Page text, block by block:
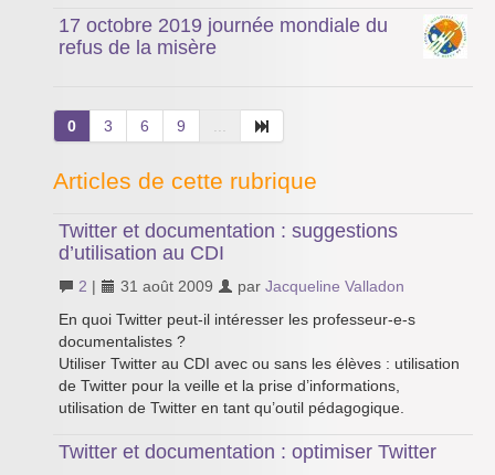
17 octobre 2019 journée mondiale du
refus de la misère
0 3 6 9
Articles de cette rubrique
Twitter et documentation : suggestions
d’utilisation au CDI
2 | 31 août 2009 par Jacqueline Valladon
En quoi Twitter peut-il intéresser les professeur-e-s
documentalistes ?
Utiliser Twitter au CDI avec ou sans les élèves : utilisation
de Twitter pour la veille et la prise d’informations,
utilisation de Twitter en tant qu’outil pédagogique.
Twitter et documentation : optimiser Twitter